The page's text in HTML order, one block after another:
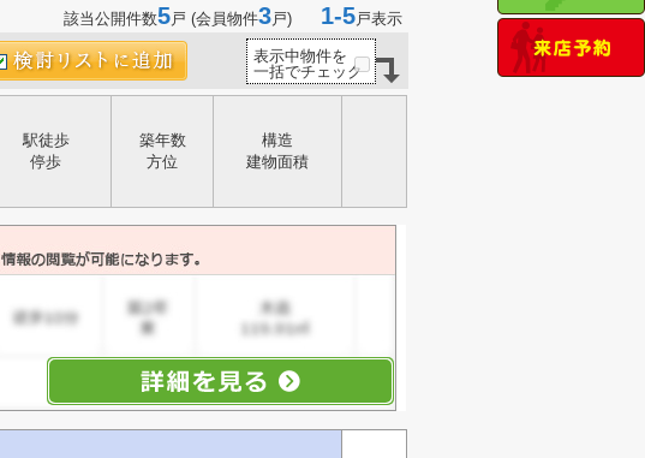
該当公開件数5戸 (会員物件3戸) 1-5戸表示
表示中物件を
一括でチェック
駅徒歩
停歩
築年数
方位
構造
建物面積